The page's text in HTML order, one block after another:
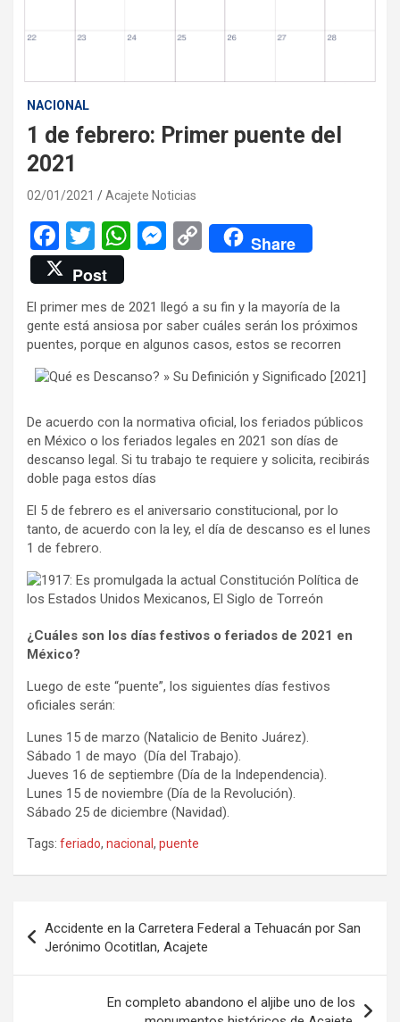
NACIONAL
1 de febrero: Primer puente del
2021
02/01/2021 Acajete Noticias
F
a
ce
b
o
o
T
wi
tt
er
W
at
s
A
p
M
se
n
g
er
C
o
py
Li
n
k
Share
Post
El primer mes de 2021 llegó a su fin y la mayoría de la
gente está ansiosa por saber cuáles serán los próximos
puentes, porque en algunos casos, estos se recorren
De acuerdo con la normativa oficial, los feriados públicos
en México o los feriados legales en 2021 son días de
descanso legal. Si tu trabajo te requiere y solicita, recibirás
doble paga estos días
El 5 de febrero es el aniversario constitucional, por lo
tanto, de acuerdo con la ley, el día de descanso es el lunes
1 de febrero.
¿Cuáles son los días festivos o feriados de 2021 en
México?
Luego de este “puente”, los siguientes días festivos
oficiales serán:
Lunes 15 de marzo (Natalicio de Benito Juárez).
Sábado 1 de mayo (Día del Trabajo).
Jueves 16 de septiembre (Día de la Independencia).
Lunes 15 de noviembre (Día de la Revolución).
Sábado 25 de diciembre (Navidad).
Tags: feriado, nacional , puente
de
entradas
Accidente en la Carretera Federal a Tehuacán por San
Jerónimo Ocotitlan, Acajete
En completo abandono el aljibe uno de los